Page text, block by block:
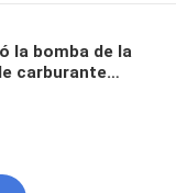
la bomba de la
carburante